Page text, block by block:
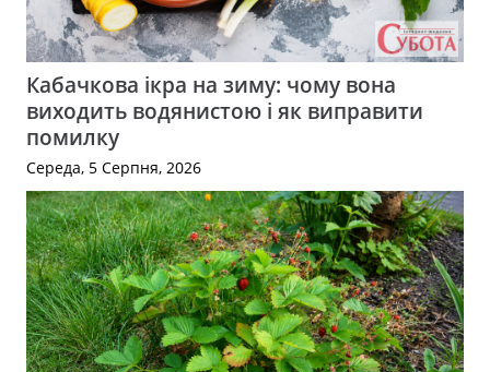
Кабачкова ікра на зиму: чому вона
виходить водянистою і як виправити
помилку
Середа, 5 Серпня, 2026